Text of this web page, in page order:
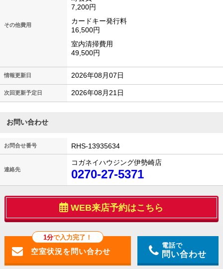
その他費用
7,200円
カードキー発行料
16,500円
室内清掃費用
49,500円
情報更新日 2026年08月07日
次回更新予定日 2026年08月21日
お問い合わせ
お問合せ番号 RHS-13935634
連絡先
コガネイハウジング伊勢崎店
0270-27-5371
WEB来店予約はこちら
1分で入力完了！
電話で
問い合わせ